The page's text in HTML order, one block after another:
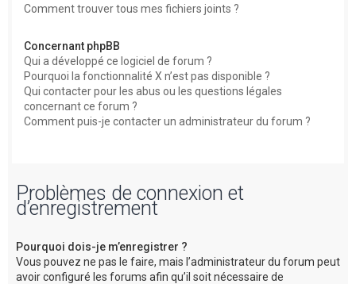
Comment trouver tous mes fichiers joints ?
Concernant phpBB
Qui a développé ce logiciel de forum ?
Pourquoi la fonctionnalité X n’est pas disponible ?
Qui contacter pour les abus ou les questions légales
concernant ce forum ?
Comment puis-je contacter un administrateur du forum ?
Problèmes de connexion et
d’enregistrement
Pourquoi dois-je m’enregistrer ?
Vous pouvez ne pas le faire, mais l’administrateur du forum peut
avoir configuré les forums afin qu’il soit nécessaire de